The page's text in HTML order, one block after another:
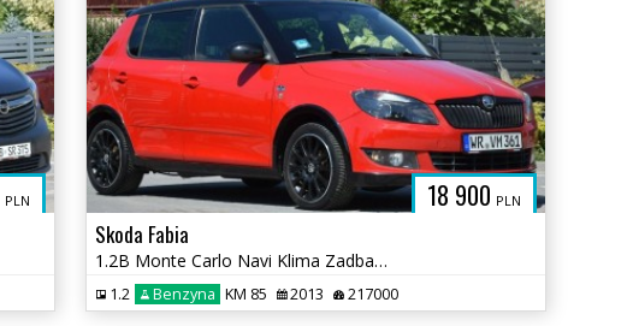
PLN 18 900 PLN
Skoda Fabia
1.2B Monte Carlo Navi Klima Zadbany Sprowadzony Opłacony
1.2 Benzyna KM 85 2013 217000